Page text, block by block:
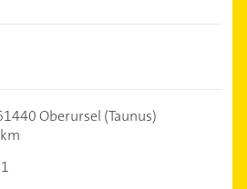
Oberursel (Taunus)